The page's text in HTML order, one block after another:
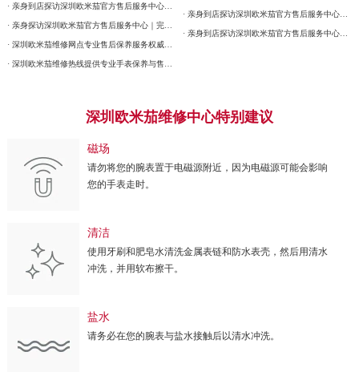
· 亲身到店探访深圳欧米茄官方售后服务中心｜详细地址与售后服务电话（2026年7月最新）
· 深圳欧米茄维修网点专业售后保养服务权威公示（2026年7月最新）
深圳欧米茄维修中心特别建议
磁场
请勿将您的腕表置于电磁源附近，因为电磁源可能会影响
您的手表走时。
清洁
使用牙刷和肥皂水清洗金属表链和防水表壳，然后用清水
冲洗，并用软布擦干。
盐水
请务必在您的腕表与盐水接触后以清水冲洗。